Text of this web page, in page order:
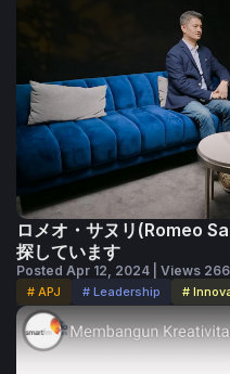
テンツプログラミングのス
HPのGuy Bibi氏：AIと印
FDP Food Internationalの
ーを手掛ける企業で営業・
担当
Spring WaterのMichael
性の取り組みとアドバイス
HPのHanny Gan氏：「ブ
リエイティブなビジネスモ
心理学者でウェルネスエ
士
HPのアジア太平洋ジェネ
ロメオ・サヌリ(Romeo
探しています
Posted Apr 12, 2024 | Views 266
# APJ # Leadership #